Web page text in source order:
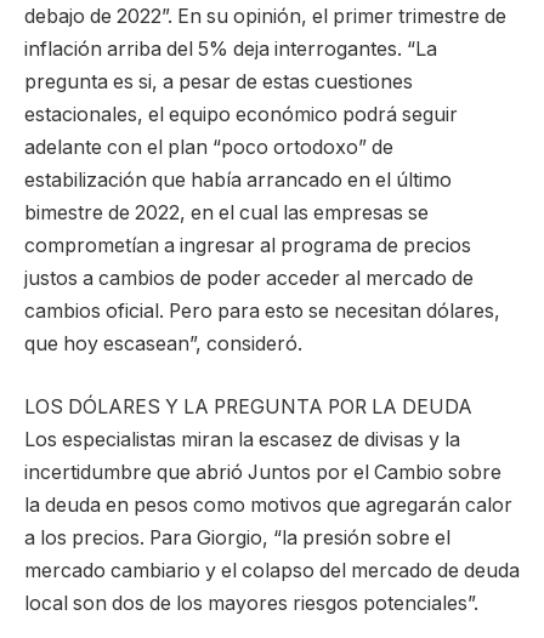
debajo de 2022”. En su opinión, el primer trimestre de
inflación arriba del 5% deja interrogantes. “La
pregunta es si, a pesar de estas cuestiones
estacionales, el equipo económico podrá seguir
adelante con el plan “poco ortodoxo” de
estabilización que había arrancado en el último
bimestre de 2022, en el cual las empresas se
comprometían a ingresar al programa de precios
justos a cambios de poder acceder al mercado de
cambios oficial. Pero para esto se necesitan dólares,
que hoy escasean”, consideró.
LOS DÓLARES Y LA PREGUNTA POR LA DEUDA
Los especialistas miran la escasez de divisas y la
incertidumbre que abrió Juntos por el Cambio sobre
la deuda en pesos como motivos que agregarán calor
a los precios. Para Giorgio, “la presión sobre el
mercado cambiario y el colapso del mercado de deuda
local son dos de los mayores riesgos potenciales”.